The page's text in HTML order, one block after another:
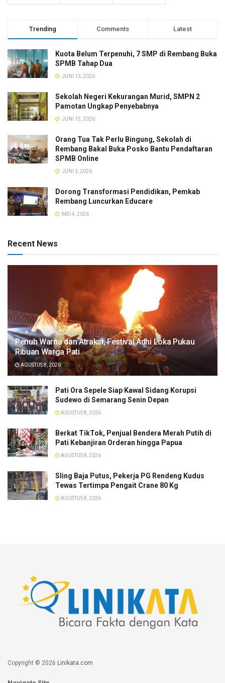
Trending Comments Latest
Kuota Belum Terpenuhi, 7 SMP di Rembang Buka
SPMB Tahap Dua
JUNI 13, 2026
Sekolah Negeri Kekurangan Murid, SMPN 2
Pamotan Ungkap Penyebabnya
JUNI 15, 2026
Orang Tua Tak Perlu Bingung, Sekolah di
Rembang Bakal Buka Posko Bantu Pendaftaran
SPMB Online
JUNI 3, 2026
Dorong Transformasi Pendidikan, Pemkab
Rembang Luncurkan Educare
MEI 4, 2026
Recent News
Penuh Warna dan Atraksi, Festival Adhi Loka Pukau
Ribuan Warga Pati
AGUSTUS 8, 2026
Pati Ora Sepele Siap Kawal Sidang Korupsi
Sudewo di Semarang Senin Depan
AGUSTUS 8, 2026
​Berkat TikTok, Penjual Bendera Merah Putih di
Pati Kebanjiran Orderan hingga Papua
AGUSTUS 8, 2026
Sling Baja Putus, Pekerja PG Rendeng Kudus
Tewas Tertimpa Pengait Crane 80 Kg
AGUSTUS 8, 2026
Copyright © 2026 Linikata.com